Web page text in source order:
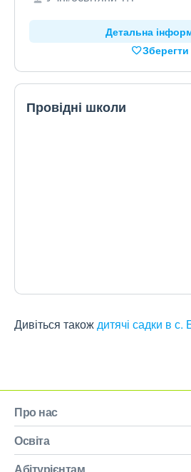
Детальна
Зберегти
Провідні школи
Дивіться такождитячі садки в
Про нас
Освіта